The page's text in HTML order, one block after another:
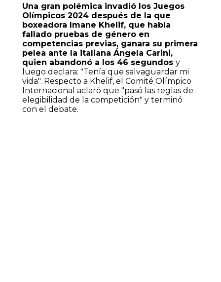
Una gran polémica invadió los Juegos
Olímpicos 2024 después de la que
boxeadora Imane Khelif, que había
fallado pruebas de género en
competencias previas, ganara su primera
pelea ante la italiana Ángela Carini,
quien abandonó a los 46 segundos y
luego declara: "Tenía que salvaguardar mi
vida". Respecto a Khelif, el Comité Olímpico
Internacional aclaró que "pasó las reglas de
elegibilidad de la competición" y terminó
con el debate.